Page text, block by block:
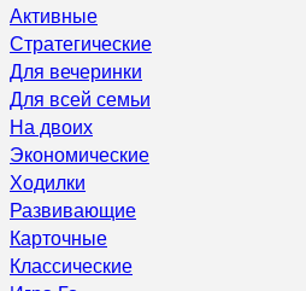
Активные
Стратегические
Для вечеринки
Для всей семьи
На двоих
Экономические
Ходилки
Развивающие
Карточные
Классические